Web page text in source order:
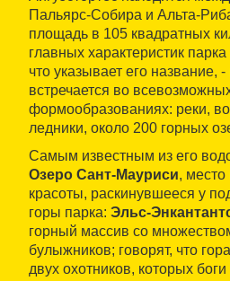
Пальярс-Собира и Альта-
площадь в 105 квадратных
главных характеристик
что указывает его название,
встречается во
формообразованиях: реки,
ледники, около 200 горных
Самым известным из его
Озеро Сант-Мауриси,
красоты, раскинувшееся у
горы парка: Эльс-
горный массив со
булыжников; говорят, что
двух охотников, которых